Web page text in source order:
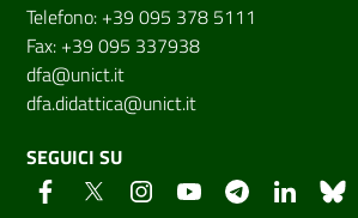
Telefono: +39 095 378 5111
Fax: +39 095 337938
dfa@unict.it
dfa.didattica@unict.it
SEGUICI SU